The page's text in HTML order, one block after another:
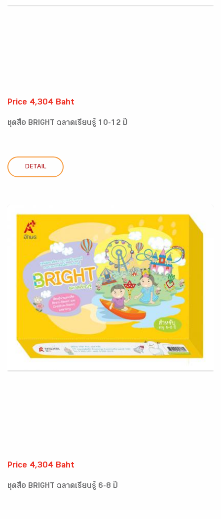
Price 4,304 Baht
ชุดสื่อ BRIGHT ฉลาดเรียนรู้ 10-12 ปี
DETAIL
Price 4,304 Baht
ชุดสื่อ BRIGHT ฉลาดเรียนรู้ 6-8 ปี